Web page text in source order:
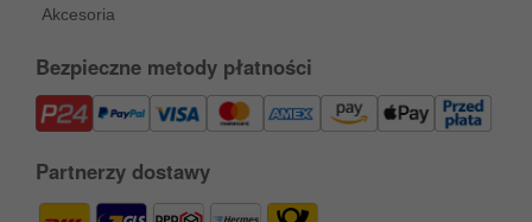
Akcesoria
Bezpieczne metody płatności
Partnerzy dostawy